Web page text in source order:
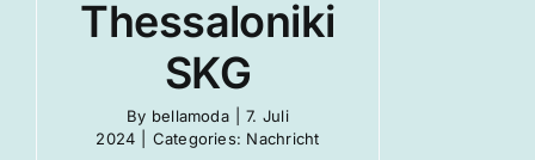
Thessaloniki
SKG
By bellamoda
7. Juli
2024
Categories: Nachricht